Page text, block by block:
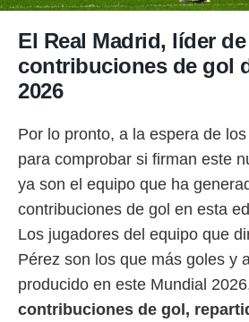
El Real Madrid, líder de
contribuciones de gol
2026
Por lo pronto, a la espera de
para comprobar si firman este
ya son el equipo que ha
contribuciones de gol en esta
Los jugadores del equipo que
Pérez son los que más goles y
producido en este Mundial
contribuciones de gol,